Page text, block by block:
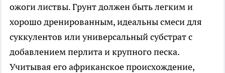
ожоги листвы. Грунт должен быть легким и
хорошо дренированным, идеальны смеси для
суккулентов или универсальный субстрат с
добавлением перлита и крупного песка.
Учитывая его африканское происхождение,